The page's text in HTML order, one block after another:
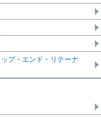
プ・エンド・リテーナ